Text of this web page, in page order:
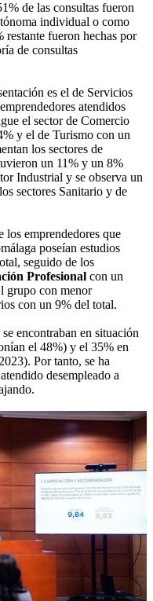
de las consultas fueron
individual o como
restante fueron hechas por
de consultas
es el de Servicios
atendidos
el sector de Comercio
y el de Turismo con un
los sectores de
un 11% y un 8%
Industrial y se observa un
sectores Sanitario y de
emprendedores que
poseían estudios
seguido de los
Profesional con un
grupo con menor
con un 9% del total.
encontraban en situación
el 48%) y el 35% en
Por tanto, se ha
desempleado a